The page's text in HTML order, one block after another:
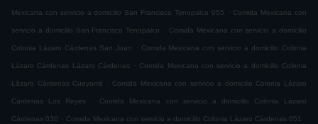
Mexicana con servicio a domicilio San Francisco Tenopalco 055 . Comida Mexicana con
servicio a domicilio San Francisco Tenopalco . Comida Mexicana con servicio a domicilio
Colonia Lázaro Cárdenas San Juan . Comida Mexicana con servicio a domicilio Colonia
Lázaro Cárdenas Lázaro Cárdenas . Comida Mexicana con servicio a domicilio Colonia
Lázaro Cárdenas Cueyamil . Comida Mexicana con servicio a domicilio Colonia Lázaro
Cárdenas Los Reyes . Comida Mexicana con servicio a domicilio Colonia Lázaro
Cárdenas 030 . Comida Mexicana con servicio a domicilio Colonia Lázaro Cárdenas 051 .